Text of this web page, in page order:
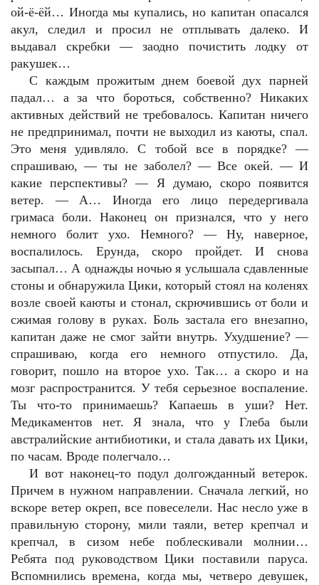
ой-ё-ёй… Иногда мы купались, но капитан опасался
акул, следил и просил не отплывать далеко. И
выдавал скребки — заодно почистить лодку от
ракушек…
С каждым прожитым днем боевой дух парней
падал… а за что бороться, собственно? Никаких
активных действий не требовалось. Капитан ничего
не предпринимал, почти не выходил из каюты, спал.
Это меня удивляло. С тобой все в порядке? —
спрашиваю, — ты не заболел? — Все окей. — И
какие перспективы? — Я думаю, скоро появится
ветер. — А… Иногда его лицо передергивала
гримаса боли. Наконец он признался, что у него
немного болит ухо. Немного? — Ну, наверное,
воспалилось. Ерунда, скоро пройдет. И снова
засыпал… А однажды ночью я услышала сдавленные
стоны и обнаружила Цики, который стоял на коленях
возле своей каюты и стонал, скрючившись от боли и
сжимая голову в руках. Боль застала его внезапно,
капитан даже не смог зайти внутрь. Ухудшение? —
спрашиваю, когда его немного отпустило. Да,
говорит, пошло на второе ухо. Так… а скоро и на
мозг распространится. У тебя серьезное воспаление.
Ты что-то принимаешь? Капаешь в уши? Нет.
Медикаментов нет. Я знала, что у Глеба были
австралийские антибиотики, и стала давать их Цики,
по часам. Вроде полегчало…
И вот наконец-то подул долгожданный ветерок.
Причем в нужном направлении. Сначала легкий, но
вскоре ветер окреп, все повеселели. Нас несло уже в
правильную сторону, мили таяли, ветер крепчал и
крепчал, в сизом небе поблескивали молнии…
Ребята под руководством Цики поставили паруса.
Вспомнились времена, когда мы, четверо девушек,